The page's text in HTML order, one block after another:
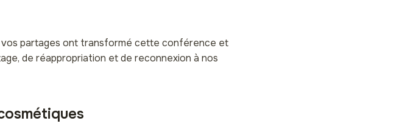
partages ont transformé cette conférence et
de réappropriation et de reconnexion à nos